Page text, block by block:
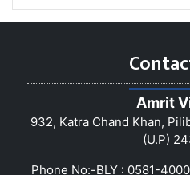
Amrit
932, Katra Chand Khan,
(U.P)
Phone No:-BLY : 0581-